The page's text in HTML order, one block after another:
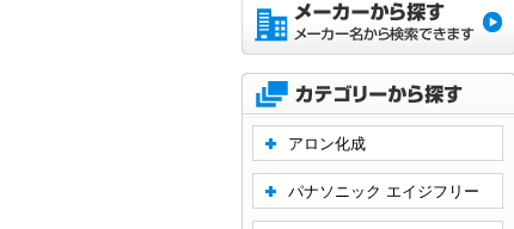
アロン化成
パナソニック エイジフリー